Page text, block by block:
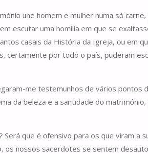
une homem e mulher numa só
escutar uma homilia em que se
casais da História da Igreja, ou em
certamente por todo o país, puderam
me testemunhos de vários pontos
da beleza e a santidade do
que é ofensivo para os que viram
os nossos sacerdotes se sentem